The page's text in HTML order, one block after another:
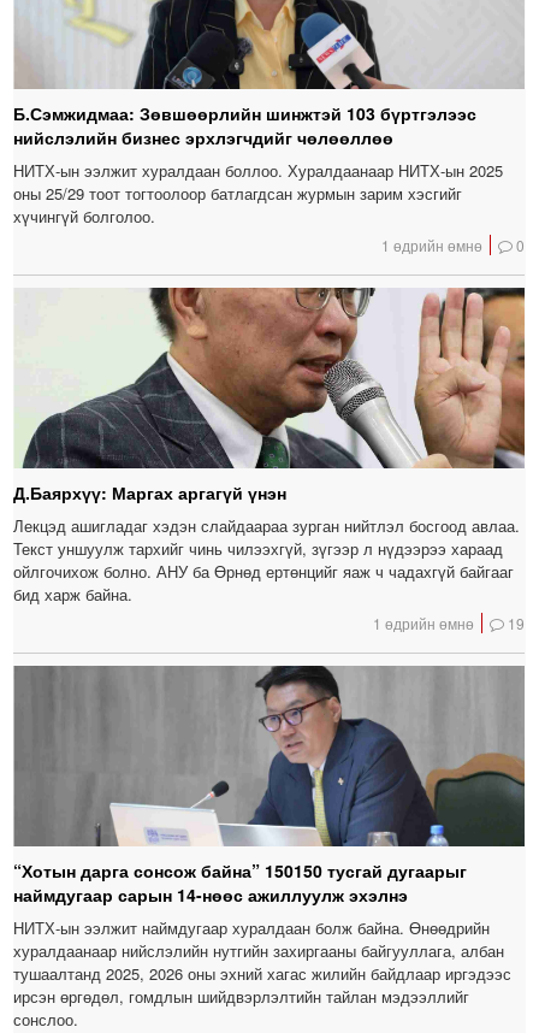
Б.Сэмжидмаа: Зөвшөөрлийн шинжтэй 103 бүртгэлээс
нийслэлийн бизнес эрхлэгчдийг чөлөөллөө
НИТХ-ын ээлжит хуралдаан боллоо. Хуралдаанаар НИТХ-ын 2025
оны 25/29 тоот тогтоолоор батлагдсан журмын зарим хэсгийг
хүчингүй болголоо.
1 өдрийн өмнө 0
Д.Баярхүү: Маргах аргагүй үнэн
Лекцэд ашигладаг хэдэн слайдаараа зурган нийтлэл босгоод авлаа.
Текст уншуулж тархийг чинь чилээхгүй, зүгээр л нүдээрээ хараад
ойлгочихож болно. АНУ ба Өрнөд ертөнцийг яаж ч чадахгүй байгааг
бид харж байна.
1 өдрийн өмнө 19
“Хотын дарга сонсож байна” 150150 тусгай дугаарыг
наймдугаар сарын 14-нөөс ажиллуулж эхэлнэ
НИТХ-ын ээлжит наймдугаар хуралдаан болж байна. Өнөөдрийн
хуралдаанаар нийслэлийн нутгийн захиргааны байгууллага, албан
тушаалтанд 2025, 2026 оны эхний хагас жилийн байдлаар иргэдээс
ирсэн өргөдөл, гомдлын шийдвэрлэлтийн тайлан мэдээллийг
сонслоо.